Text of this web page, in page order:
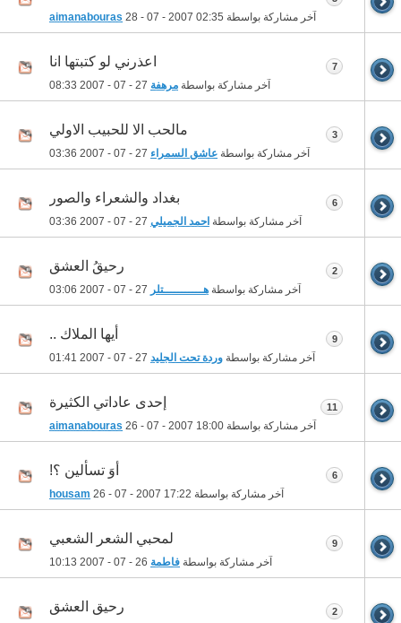
آخر مشاركة بواسطة aimanabouras 28 - 07 - 2007 02:35
اعذرني لو كتبتها انا
آخر مشاركة بواسطة مرهفة 08:33
7
مالحب الا للحبيب الاولي
آخر مشاركة بواسطة عاشق السمراء 03:36
3
بغداد والشعراء والصور
آخر مشاركة بواسطة احمد الجميلي 03:36
6
رحيقُ العشقِ
آخر مشاركة بواسطة هـــــــــــتلر 03:06
2
أيها الملاك ..
آخر مشاركة بواسطة وردة تحت الجليد 01:41
9
إحدى عاداتي الكثيرة
آخر مشاركة بواسطة aimanabouras 26 - 07 - 2007 18:00
11
أوَ تسألين ؟!
آخر مشاركة بواسطة housam 26 - 07 - 2007 17:22
6
لمحبي الشعر الشعبي
آخر مشاركة بواسطة فاطمة 10:13
9
رحيق العشق 2